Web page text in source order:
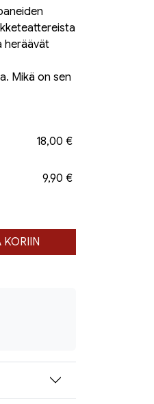
heräävät
Mikä on sen
18,00 €
9,90 €
KORIIN